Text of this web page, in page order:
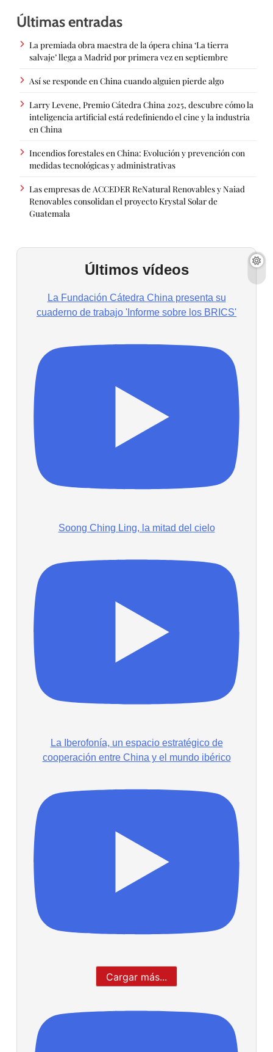
Últimas entradas
La premiada obra maestra de la ópera china ‘La tierra
salvaje’ llega a Madrid por primera vez en septiembre
Así se responde en China cuando alguien pierde algo
Larry Levene, Premio Cátedra China 2025, descubre cómo la
inteligencia artificial está redefiniendo el cine y la industria
en China
Incendios forestales en China: Evolución y prevención con
medidas tecnológicas y administrativas
Las empresas de ACCEDER ReNatural Renovables y Naiad
Renovables consolidan el proyecto Krystal Solar de
Guatemala
Últimos vídeos
La Fundación Cátedra China presenta su
cuaderno de trabajo 'Informe sobre los BRICS'
Soong Ching Ling, la mitad del cielo
La Iberofonía, un espacio estratégico de
cooperación entre China y el mundo ibérico
Cargar más...